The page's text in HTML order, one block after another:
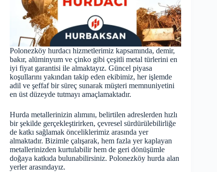
Polonezköy hurdacı hizmetlerimiz kapsamında, demir,
bakır, alüminyum ve çinko gibi çeşitli metal türlerini en
iyi fiyat garantisi ile almaktayız. Güncel piyasa
koşullarını yakından takip eden ekibimiz, her işlemde
adil ve şeffaf bir süreç sunarak müşteri memnuniyetini
en üst düzeyde tutmayı amaçlamaktadır.
Hurda metallerinizin alımını, belirtilen adreslerden hızlı
bir şekilde gerçekleştirirken, çevresel sürdürülebilirliğe
de katkı sağlamak önceliklerimiz arasında yer
almaktadır. Bizimle çalışarak, hem fazla yer kaplayan
metallerinizden kurtulabilir hem de geri dönüşümle
doğaya katkıda bulunabilirsiniz. Polonezköy hurda alan
yerler arasındayız.